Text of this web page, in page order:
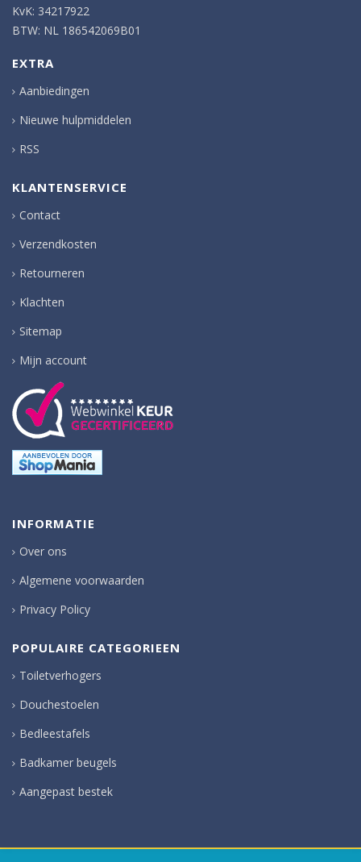
KvK: 34217922
BTW: NL 186542069B01
EXTRA
Aanbiedingen
Nieuwe hulpmiddelen
RSS
KLANTENSERVICE
Contact
Verzendkosten
Retourneren
Klachten
Sitemap
Mijn account
INFORMATIE
Over ons
Algemene voorwaarden
Privacy Policy
POPULAIRE CATEGORIEEN
Toiletverhogers
Douchestoelen
Bedleestafels
Badkamer beugels
Aangepast bestek